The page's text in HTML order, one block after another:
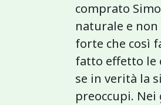
comprato
naturale e
forte che così
fatto effetto le
se in verità la
preoccupi.